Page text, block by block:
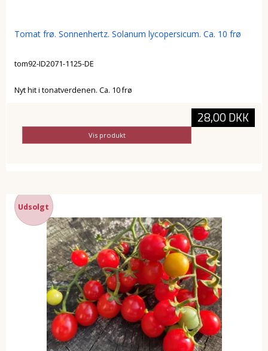
Tomat frø. Sonnenhertz. Solanum lycopersicum. Ca. 10 frø
tom92-ID2071-1125-DE
Nyt hit i tonatverdenen. Ca. 10 frø
28,00 DKK
Vis produkt
Udsolgt